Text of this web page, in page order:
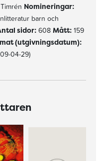
Nomineringar:
barn och
sidor: 608 Mått: 159
(utgivningsdatum):
04-29)